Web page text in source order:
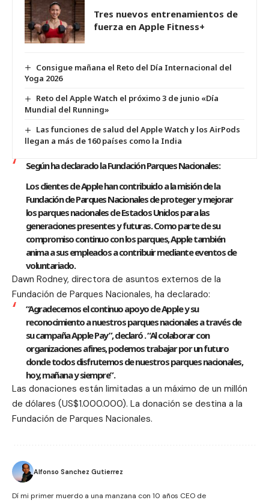
Tres nuevos entrenamientos de
fuerza en Apple Fitness+
Consigue mañana el Reto del Día Internacional del
Yoga 2026
Reto del Apple Watch el próximo 3 de junio «Día
Mundial del Running»
Las funciones de salud del Apple Watch y los AirPods
llegan a más de 160 países como la India
Según ha declarado la Fundación Parques Nacionales:
Los clientes de Apple han contribuido a la misión de la
Fundación de Parques Nacionales de proteger y mejorar
los parques nacionales de Estados Unidos para las
generaciones presentes y futuras. Como parte de su
compromiso continuo con los parques, Apple también
anima a sus empleados a contribuir mediante eventos de
voluntariado.
Dawn Rodney, directora de asuntos externos de la
Fundación de Parques Nacionales, ha declarado:
“Agradecemos el continuo apoyo de Apple y su
reconocimiento a nuestros parques nacionales a través de
su campaña Apple Pay”, declaró . “Al colaborar con
organizaciones afines, podemos trabajar por un futuro
donde todos disfrutemos de nuestros parques nacionales,
hoy, mañana y siempre”.
Las donaciones están limitadas a un máximo de un millón
de dólares (US$1.000.000). La donación se destina a la
Fundación de Parques Nacionales.
Alfonso Sanchez Gutierrez
Dí mi primer muerdo a una manzana con 10 años CEO de